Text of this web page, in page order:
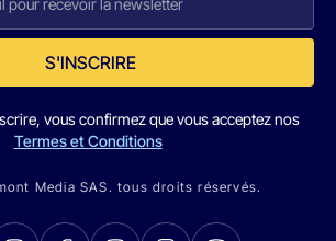
S'INSCRIRE
vous confirmez que vous acceptez nos
Termes et Conditions
Media SAS. tous droits réservés.